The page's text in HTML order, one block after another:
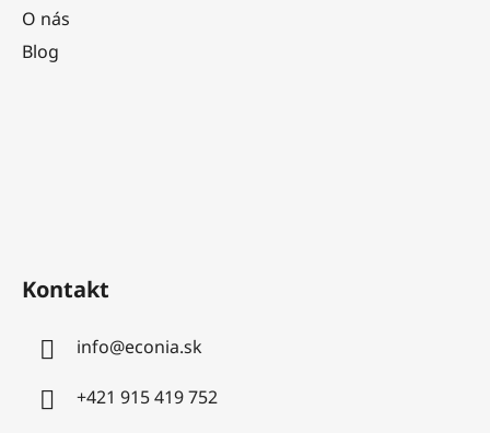
O nás
Blog
Kontakt
info@econia.sk
+421 915 419 752